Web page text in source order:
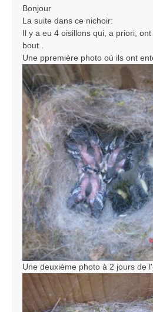
s
a
g
e
Bonjour
La suite dans ce nichoir:
Il y a eu 4 oisillons qui, a priori,
bout..
Une ppremière photo où ils ont
Une deuxième photo à 2 jours de